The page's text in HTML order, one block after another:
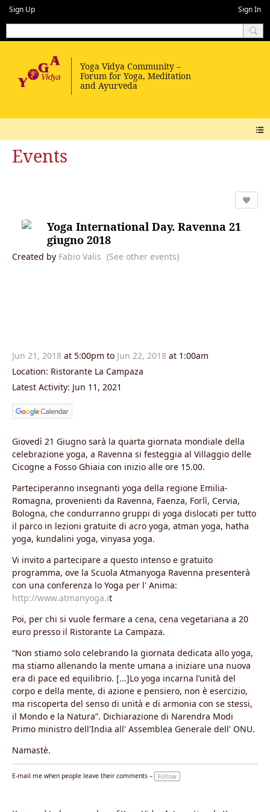
Sign Up Sign In
Events
Yoga International Day. Ravenna 21
giugno 2018
Created by Fabio Valis (See other events)
Jun 21, 2018 at 5:00pm to Jun 22, 2018 at 1:00am
Location: Ristorante La Campaza
Latest Activity: Jun 11, 2021
Giovedì 21 Giugno sarà la quarta giornata mondiale della
celebrazione yoga, a Ravenna si festeggia al Villaggio delle
Cicogne a Fosso Ghiaia con inizio alle ore 15.00.
Parteciperanno insegnanti yoga della regione Emilia-
Romagna, provenienti da Ravenna, Faenza, Forlì, Cervia,
Bologna, che condurranno gruppi di yoga dislocati per tutto
il parco in lezioni gratuite di acro yoga, atman yoga, hatha
yoga, kundalini yoga, vinyasa yoga.
Vi invito a partecipare a questo intenso e gratuito
programma, ove la Scuola Atmanyoga Ravenna presenterà
con una conferenza lo Yoga per l' Anima:
http://www.atmanyoga.it
Poi, per chi si vuole fermare a cena, cena vegetariana a 20
euro presso il Ristorante La Campaza.
“Non stiamo solo celebrando la giornata dedicata allo yoga,
ma stiamo allenando la mente umana a iniziare una nuova
era di pace ed equilibrio. [...]Lo yoga incarna l’unità del
corpo e della mente, di azione e pensiero, non è esercizio,
ma riscoperta del senso di unità e di armonia con se stessi,
il Mondo e la Natura”. Dichiarazione di Narendra Modi
Primo ministro dell'India all' Assemblea Generale dell' ONU.
Namastè.
E-mail me when people leave their comments – Follow